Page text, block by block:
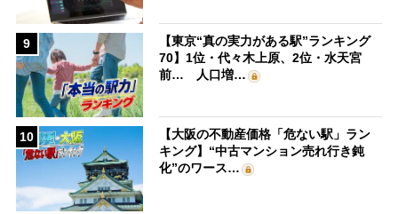
9
【東京“真の実力がある駅”ランキング
70】1位・代々木上原、2位・水天宮
前… 人口増…
10
【大阪の不動産価格「危ない駅」ラン
キング】“中古マンション売れ行き鈍
化”のワース…